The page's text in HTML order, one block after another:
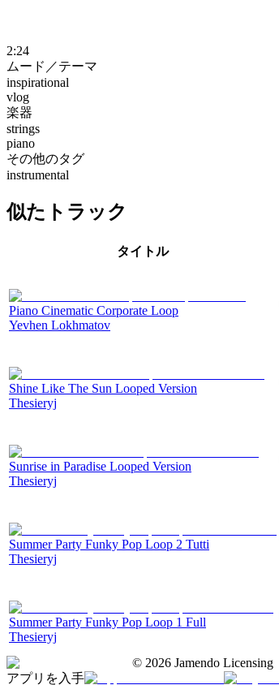
2:24
ムード／テーマ
inspirational
vlog
楽器
strings
piano
その他のタグ
instrumental
似たトラック
タイトル
Piano Cinematic Corporate Loop
Yevhen Lokhmatov
Shine Like The Sun Looped Version
Thesieryj
Sunrise in Paradise Looped Version
Thesieryj
Summer Party Funky Pop Loop 2 Tutti
Thesieryj
Summer Party Funky Pop Loop 1 Full
Thesieryj
© 2026 Jamendo Licensing
アプリを入手